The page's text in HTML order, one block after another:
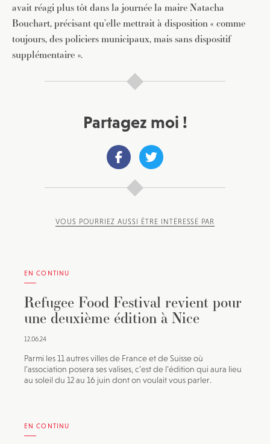
avait réagi plus tôt dans la journée la maire Natacha
Bouchart, précisant qu’elle mettrait à disposition « comme
toujours, des policiers municipaux, mais sans dispositif
supplémentaire ».
Partagez moi !
VOUS POURRIEZ AUSSI ÊTRE INTÉRESSÉ PAR
EN CONTINU
Refugee Food Festival revient pour
une deuxième édition à Nice
12.06.24
Parmi les 11 autres villes de France et de Suisse où
l’association posera ses valises, c’est de l’édition qui aura lieu
au soleil du 12 au 16 juin dont on voulait vous parler.
EN CONTINU